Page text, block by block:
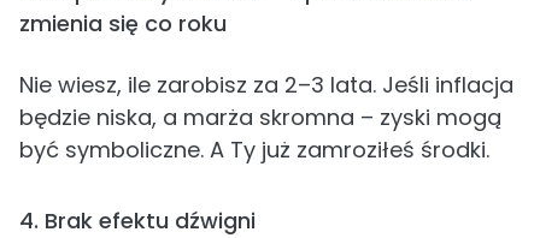
zmienia się co roku
Nie wiesz, ile zarobisz za 2–3 lata. Jeśli inflacja
będzie niska, a marża skromna – zyski mogą
być symboliczne. A Ty już zamroziłeś środki.
4. Brak efektu dźwigni